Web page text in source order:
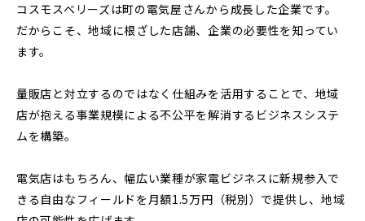
コスモスベリーズは町の電気屋さんから成長した企業です。
だからこそ、地域に根ざした店舗、企業の必要性を知ってい
ます。
量販店と対立するのではなく仕組みを活用することで、地域
店が抱える事業規模による不公平を解消するビジネスシステ
ムを構築。
電気店はもちろん、幅広い業種が家電ビジネスに新規参入で
きる自由なフィールドを月額1.5万円（税別）で提供し、地域